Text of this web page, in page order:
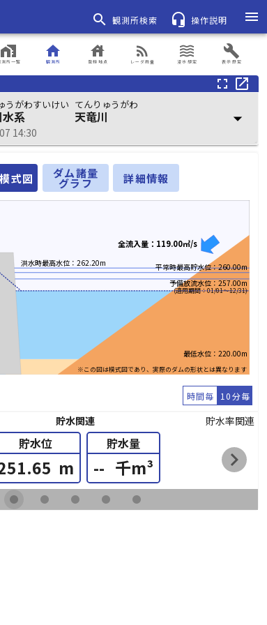
search 観測所検索 headset_mic 操作説明
menu
測所一覧
home_work
観測所
home
登録地点
house
レーダ雨量
rss_feed
浸水想定
waves
表示設定
build
fullscreen open_in_new
うがわすいけい
系
てんりゅうがわ
天竜川
14:30
arrow_drop_down
式図 ダム諸量
グラフ 詳細情報
※この図は模式図であり、実際のダムの形状とは異なります
洪水時最高水位：262.20m 平常時最高貯水位：260.00m
予備放流水位：257.00m
(適用期間：01/01～12/31)
最低水位：220.00m
全流入量：119.00㎥/s
時間毎 10分毎
貯水関連 貯水率関連
貯水位
m
貯水量
-- 千m³ chevron_right
fiber_manual_record fiber_manual_record fiber_manual_record fiber_manual_record fiber_manual_record